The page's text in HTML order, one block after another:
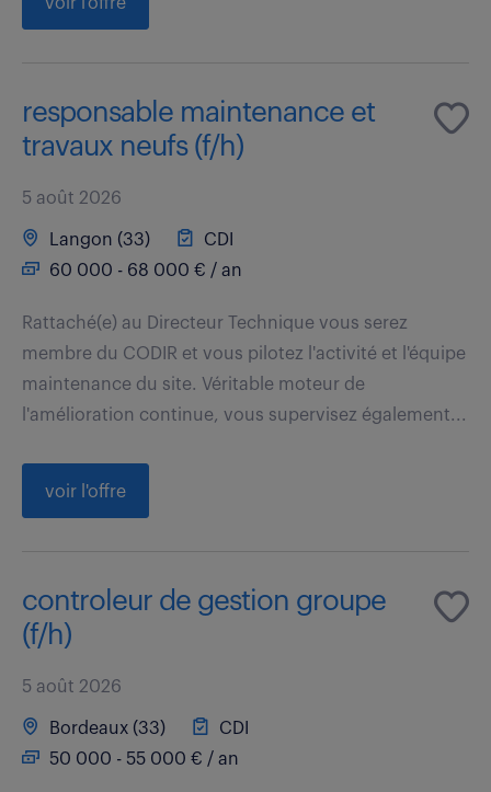
responsable maintenance et
travaux neufs (f/h)
5 août 2026
Langon (33)
CDI
60 000 - 68 000 € / an
Rattaché(e) au Directeur Technique vous serez
membre du CODIR et vous pilotez l'activité et l'équipe
maintenance du site. Véritable moteur de
l'amélioration continue, vous supervisez également...
voir l'offre
controleur de gestion groupe
(f/h)
5 août 2026
Bordeaux (33)
CDI
50 000 - 55 000 € / an